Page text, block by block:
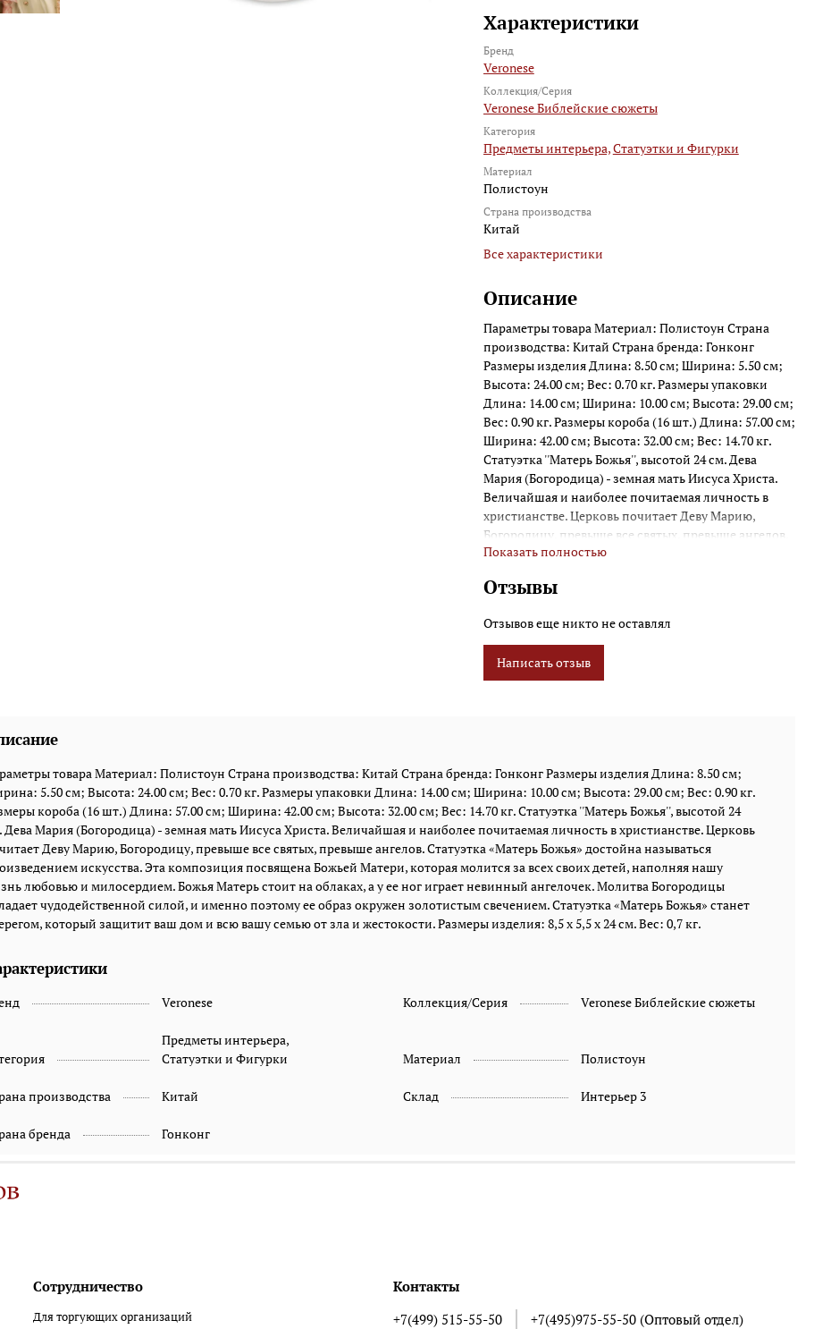
Характеристики
Бренд
Veronese
Коллекция/Серия
Veronese Библейские сюжеты
Категория
Предметы интерьера,Статуэтки и Фигурки
Материал
Полистоун
Страна производства
Китай
Все характеристики
Описание
Параметры товара Материал: Полистоун Страна
производства: Китай Страна бренда: Гонконг
Размеры изделия Длина: 8.50 см; Ширина: 5.50 см;
Высота: 24.00 см; Вес: 0.70 кг. Размеры упаковки
Длина: 14.00 см; Ширина: 10.00 см; Высота: 29.00 см;
Вес: 0.90 кг. Размеры короба (16 шт.) Длина: 57.00 см;
Ширина: 42.00 см; Высота: 32.00 см; Вес: 14.70 кг.
Статуэтка ''Матерь Божья'', высотой 24 см. Дева
Мария (Богородица) - земная мать Иисуса Христа.
Величайшая и наиболее почитаемая личность в
христианстве. Церковь почитает Деву Марию,
Богородицу, превыше все святых, превыше ангелов.
Статуэтка «Матерь Божья» достойна называться
посвящена Божьей Матери, которая молится за всех
милосердием. Божья Матерь стоит на облаках, а у ее
ног играет невинный ангелочек. Молитва
Богородицы обладает чудодейственной силой, и
именно поэтому ее образ окружен золотистым
Показать полностью
Отзывы
Отзывов еще никто не оставлял
Написать отзыв
товара Материал: Полистоун Страна производства: Китай Страна бренда: Гонконг Размеры изделия Длина: 8.50 см;
5.50 см; Высота: 24.00 см; Вес: 0.70 кг. Размеры упаковки Длина: 14.00 см; Ширина: 10.00 см; Высота: 29.00 см; Вес: 0.90 кг.
короба (16 шт.) Длина: 57.00 см; Ширина: 42.00 см; Высота: 32.00 см; Вес: 14.70 кг. Статуэтка ''Матерь Божья'', высотой 24
Дева Мария (Богородица) - земная мать Иисуса Христа. Величайшая и наиболее почитаемая личность в христианстве. Церковь
Деву Марию, Богородицу, превыше все святых, превыше ангелов. Статуэтка «Матерь Божья» достойна называться
искусства. Эта композиция посвящена Божьей Матери, которая молится за всех своих детей, наполняя нашу
любовью и милосердием. Божья Матерь стоит на облаках, а у ее ног играет невинный ангелочек. Молитва Богородицы
чудодейственной силой, и именно поэтому ее образ окружен золотистым свечением. Статуэтка «Матерь Божья» станет
который защитит ваш дом и всю вашу семью от зла и жестокости. Размеры изделия: 8,5 x 5,5 x 24 см. Вес: 0,7 кг.
Veronese Коллекция/Серия Veronese Библейские сюжеты
Предметы интерьера,
Статуэтки и Фигурки
Материал Полистоун
производства Китай Склад Интерьер 3
бренда Гонконг
Сотрудничество
Для торгующих организаций
Контакты
+7(499) 515-55-50
+7(495)975-55-50 (Оптовый отдел)